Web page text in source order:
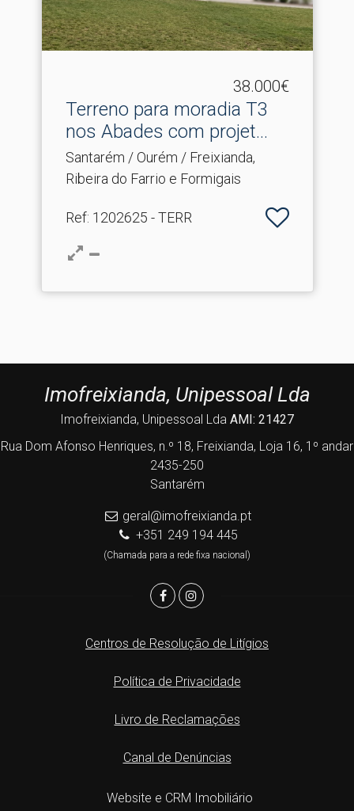
38.000€
Terreno para moradia T3
nos Abades com projet.​..
Santarém / Ourém / Freixianda,
Ribeira do Farrio e Formigais
Ref: 1202625 - TERR
Imofreixianda, Unipessoal Lda
Imofreixianda, Unipessoal Lda AMI: 21427
Rua Dom Afonso Henriques, n.º 18, Freixianda, Loja 16, 1º andar
2435-250
Santarém
geral@imofreixianda.pt
+351 249 194 445
(Chamada para a rede fixa nacional)
Centros de Resolução de Litígios
Política de Privacidade
Livro de Reclamações
Canal de Denúncias
Website e CRM Imobiliário